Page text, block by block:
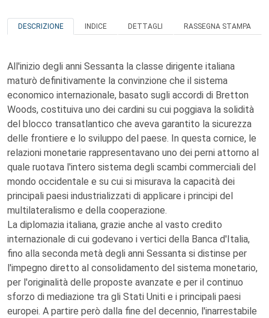
DESCRIZIONE INDICE DETTAGLI RASSEGNA STAMPA
All'inizio degli anni Sessanta la classe dirigente italiana
maturò definitivamente la convinzione che il sistema
economico internazionale, basato sugli accordi di Bretton
Woods, costituiva uno dei cardini su cui poggiava la solidità
del blocco transatlantico che aveva garantito la sicurezza
delle frontiere e lo sviluppo del paese. In questa cornice, le
relazioni monetarie rappresentavano uno dei perni attorno al
quale ruotava l'intero sistema degli scambi commerciali del
mondo occidentale e su cui si misurava la capacità dei
principali paesi industrializzati di applicare i principi del
multilateralismo e della cooperazione.
La diplomazia italiana, grazie anche al vasto credito
internazionale di cui godevano i vertici della Banca d'Italia,
fino alla seconda metà degli anni Sessanta si distinse per
l'impegno diretto al consolidamento del sistema monetario,
per l'originalità delle proposte avanzate e per il continuo
sforzo di mediazione tra gli Stati Uniti e i principali paesi
europei. A partire però dalla fine del decennio, l'inarrestabile